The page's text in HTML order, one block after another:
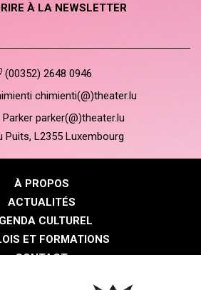
À LA NEWSLETTER
(00352) 2648 0946
chimienti(@)theater.lu
parker(@)theater.lu
Puits, L2355 Luxembourg
À PROPOS
ACTUALITÉS
CULTUREL
ET FORMATIONS
CONTACT